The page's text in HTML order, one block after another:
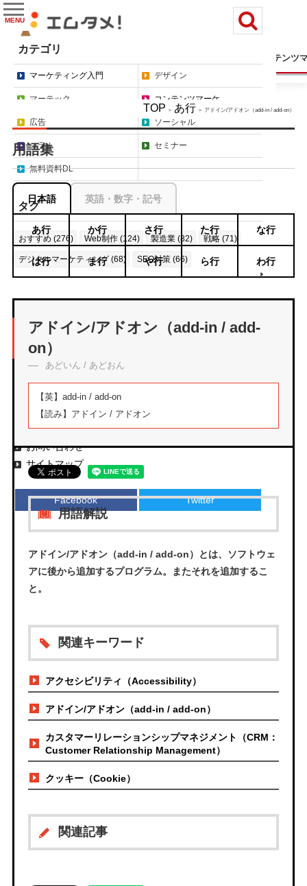
コンテンツ
MENU
カテゴリ
マーケティング入門 デザイン
マーテック コンテンツマーケ
広告 ソーシャル
コラム セミナー
無料資料DL
タグ
おすすめ (276) Web制作 (124) 製造業 (82) 戦略 (71)
デジタルマーケティング (68)
SEO対策 (66)
もっと見る
エムタメについて
運営会社
プライバシーポリシー
お問い合わせ
サイトマップ
Facebook Twitter
TOP ＞ あ行 ＞ アドイン/アドオン（add-in / add-on）
用語集
日本語 英語・数字・記号
あ行 か行 さ行 た行 な行
は行 ま行 や行 ら行 わ行
アドイン/アドオン（add-in / add-
on）
あどいん / あどおん
【英】 add-in / add-on
【読み】 アドイン / アドオン
用語解説
アドイン/アドオン（add-in / add-on）とは、ソフトウェ
アに後から追加するプログラム。またそれを追加するこ
と。
関連キーワード
アクセシビリティ（Accessibility）
アドイン/アドオン（add-in / add-on）
カスタマーリレーションシップマネジメント（CRM：
Customer Relationship Management）
クッキー（Cookie）
関連記事